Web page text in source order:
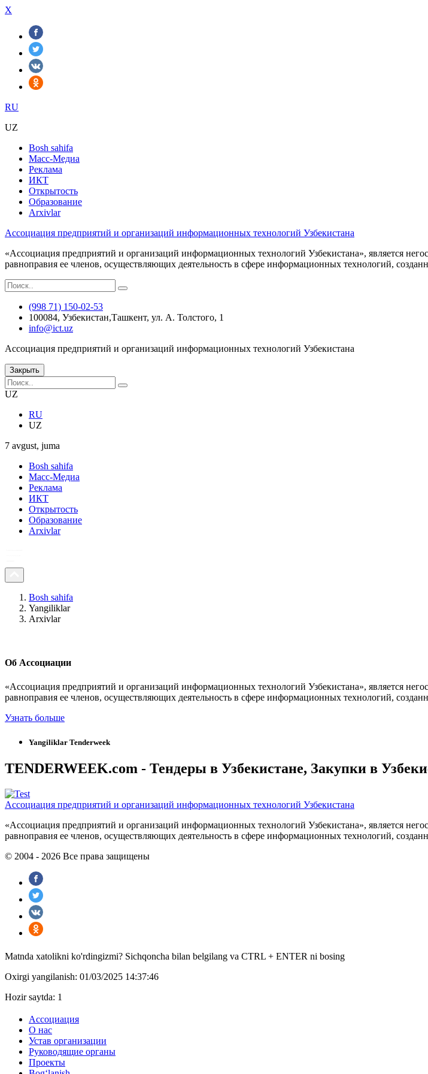
X
RU
UZ
Bosh sahifa
Масс-Медиа
Реклама
ИКТ
Открытость
Образование
Arxivlar
Ассоциация предприятий и организаций информационных технологий Узбекистана
«Ассоциация предприятий и организаций информационных технологий Узбекистана», является
равноправия ее членов, осуществляющиx деятельность в сфере информационных технологий,
(998 71) 150-02-53
100084, Узбекистан,Ташкент, ул. А. Толстого, 1
info@ict.uz
Ассоциация предприятий и организаций информационных технологий Узбекистана
Закрыть
UZ
RU
UZ
7 avgust, juma
Bosh sahifa
Масс-Медиа
Реклама
ИКТ
Открытость
Образование
Arxivlar
Bosh sahifa
Yangiliklar
Arxivlar
Об Ассоциации
«Ассоциация предприятий и организаций информационных технологий Узбекистана», является
равноправия ее членов, осуществляющиx деятельность в сфере информационных технологий,
Узнать больше
Yangiliklar Tenderweek
TENDERWEEK.com - Тендеры в Узбекистане, Закупки в
Ассоциация предприятий и организаций информационных технологий Узбекистана
«Ассоциация предприятий и организаций информационных технологий Узбекистана», является
равноправия ее членов, осуществляющиx деятельность в сфере информационных технологий,
© 2004 - 2026 Все права защищены
Matnda xatolikni ko'rdingizmi? Sichqoncha bilan belgilang va CTRL + ENTER ni bosing
Oxirgi yangilanish: 01/03/2025 14:37:46
Hozir saytda: 1
Ассоциация
О нас
Устав организации
Руководящие органы
Проекты